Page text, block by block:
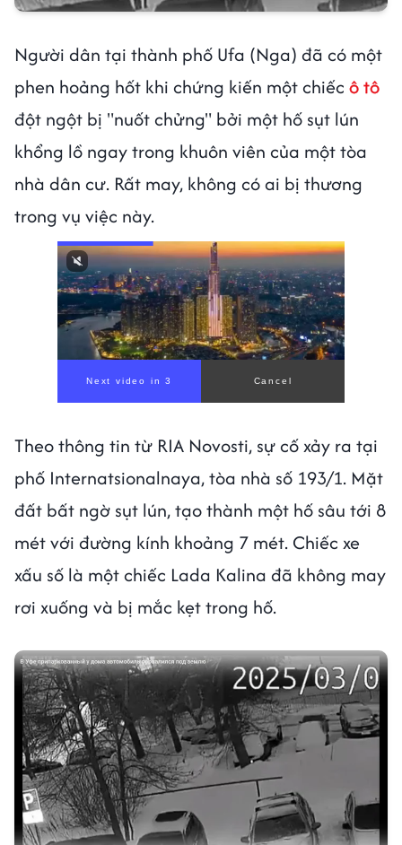
Người dân tại thành phố Ufa (Nga) đã có một
phen hoảng hốt khi chứng kiến một chiếc ô tô
đột ngột bị "nuốt chửng" bởi một hố sụt lún
khổng lồ ngay trong khuôn viên của một tòa
nhà dân cư. Rất may, không có ai bị thương
trong vụ việc này.
Next video in 1 Cancel
Theo thông tin từ RIA Novosti, sự cố xảy ra tại
phố Internatsionalnaya, tòa nhà số 193/1. Mặt
đất bất ngờ sụt lún, tạo thành một hố sâu tới 8
mét với đường kính khoảng 7 mét. Chiếc xe
xấu số là một chiếc Lada Kalina đã không may
rơi xuống và bị mắc kẹt trong hố.